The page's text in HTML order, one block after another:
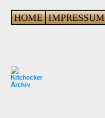
HOME IMPRESSUM